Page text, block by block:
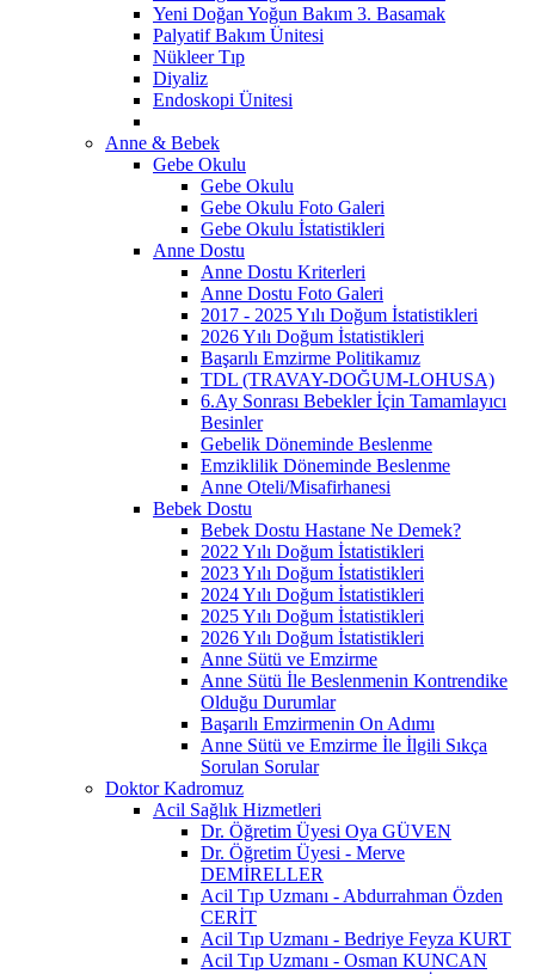
Yeni Doğan Yoğun Bakım 3. Basamak
Palyatif Bakım Ünitesi
Nükleer Tıp
Diyaliz
Endoskopi Ünitesi
Anne & Bebek
Gebe Okulu
Gebe Okulu
Gebe Okulu Foto Galeri
Gebe Okulu İstatistikleri
Anne Dostu
Anne Dostu Kriterleri
Anne Dostu Foto Galeri
2017 - 2025 Yılı Doğum İstatistikleri
2026 Yılı Doğum İstatistikleri
Başarılı Emzirme Politikamız
TDL (TRAVAY-DOĞUM-LOHUSA)
6.Ay Sonrası Bebekler İçin Tamamlayıcı
Besinler
Gebelik Döneminde Beslenme
Emziklilik Döneminde Beslenme
Anne Oteli/Misafirhanesi
Bebek Dostu
Bebek Dostu Hastane Ne Demek?
2022 Yılı Doğum İstatistikleri
2023 Yılı Doğum İstatistikleri
2024 Yılı Doğum İstatistikleri
2025 Yılı Doğum İstatistikleri
2026 Yılı Doğum İstatistikleri
Anne Sütü ve Emzirme
Anne Sütü İle Beslenmenin Kontrendike
Olduğu Durumlar
Başarılı Emzirmenin On Adımı
Anne Sütü ve Emzirme İle İlgili Sıkça
Sorulan Sorular
Doktor Kadromuz
Acil Sağlık Hizmetleri
Dr. Öğretim Üyesi Oya GÜVEN
Dr. Öğretim Üyesi - Merve
DEMİRELLER
Acil Tıp Uzmanı - Abdurrahman Özden
CERİT
Acil Tıp Uzmanı - Bedriye Feyza KURT
Acil Tıp Uzmanı - Osman KUNCAN